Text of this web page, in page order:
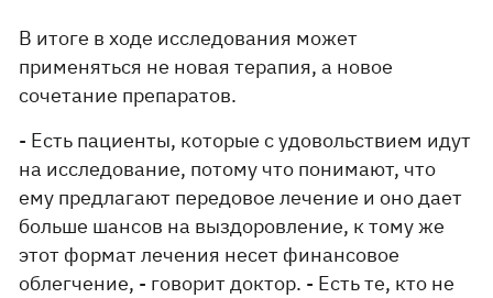
В итоге в ходе исследования может
применяться не новая терапия, а новое
сочетание препаратов.
- Есть пациенты, которые с удовольствием идут
на исследование, потому что понимают, что
ему предлагают передовое лечение и оно дает
больше шансов на выздоровление, к тому же
этот формат лечения несет финансовое
облегчение, - говорит доктор. - Есть те, кто не